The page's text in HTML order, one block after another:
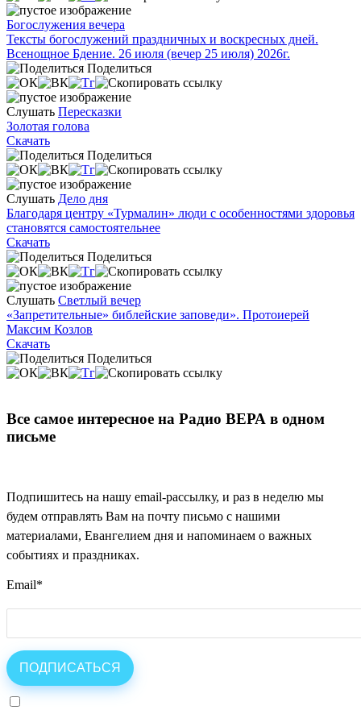
Богослужения вечера
Тексты богослужений праздничных и воскресных дней.
Всенощное Бдение. 26 июля (вечер 25 июля) 2026г.
Поделиться
Слушать Пересказки
Золотая голова
Скачать
Поделиться
Слушать Дело дня
Благодаря центру «Турмалин» люди с особенностями здоровья
становятся самостоятельнее
Скачать
Поделиться
Слушать Светлый вечер
«Запретительные» библейские заповеди». Протоиерей
Максим Козлов
Скачать
Поделиться
Все самое интересное на Радио ВЕРА в одном
письме
Подпишитесь на нашу email-рассылку, и раз в неделю мы
будем отправлять Вам на почту письмо с нашими
материалами, Евангелием дня и напоминаем о важных
событиях и праздниках.
Email*